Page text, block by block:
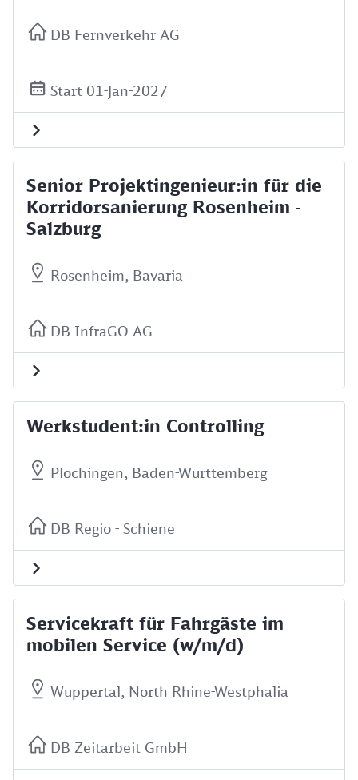
DB Fernverkehr AG
Start 01-Jan-2027
Senior Projektingenieur:in für die
Korridorsanierung Rosenheim -
Salzburg
Rosenheim, Bavaria
DB InfraGO AG
Werkstudent:in Controlling
Plochingen, Baden-Wurttemberg
DB Regio - Schiene
Servicekraft für Fahrgäste im
mobilen Service (w/m/d)
Wuppertal, North Rhine-Westphalia
DB Zeitarbeit GmbH